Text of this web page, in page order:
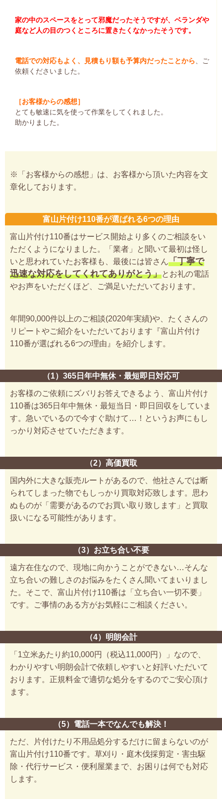
家の中のスペースをとって邪魔だったそうですが、ベランダや
庭など人の目のつくところに置きたくなかったそうです。
電話での対応もよく、見積もり額も予算内だったことから 、ご
依頼くださいました。
［お客様からの感想］
とても敏速に気を使って作業をしてくれました。
助かりました。
※「お客様からの感想」は、お客様から頂いた内容を文
章化しております。
富山片付け110番が選ばれる6つの理由
富山片付け110番はサービス開始より多くのご相談をい
ただくようになりました。「業者」と聞いて最初は怪し
いと思われていたお客様も、最後には皆さん「丁寧で
迅速な対応をしてくれてありがとう」とお礼の電話
やお声をいただくほど、ご満足いただいております。
年間90,000件以上のご相談(2020年実績)や、たくさんの
リピートやご紹介をいただいております『富山片付け
110番が選ばれる6つの理由』を紹介します。
（1）365日年中無休・最短即日対応可
お客様のご依頼にズバリお答えできるよう、富山片付け
110番は365日年中無休・最短当日・即日回収をしていま
す。急いでいるので今すぐ助けて…！というお声にもし
っかり対応させていただきます。
（2）高価買取
国内外に大きな販売ルートがあるので、他社さんでは断
られてしまった物でもしっかり買取対応致します。思わ
ぬものが「需要があるのでお買い取り致します」と買取
扱いになる可能性があります。
（3）お立ち合い不要
遠方在住なので、現地に向かうことができない…そんな
立ち合いの難しさのお悩みをたくさん聞いてまいりまし
た。そこで、富山片付け110番は「立ち合い一切不要」
です。ご事情のある方がお気軽にご相談ください。
（4）明朗会計
「1立米あたり約10,000円（税込11,000円）」なので、
わかりやすい明朗会計で依頼しやすいと好評いただいて
おります。正規料金で適切な処分をするのでご安心頂け
ます。
（5）電話一本でなんでも解決！
ただ、片付けたり不用品処分するだけに留まらないのが
富山片付け110番です。草刈り・庭木伐採剪定・害虫駆
除・代行サービス・便利屋業まで、お困りは何でも対応
します。